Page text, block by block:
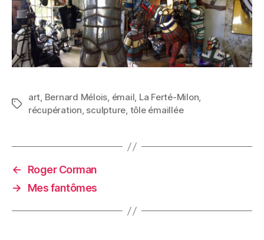
Étiquettes
art, Bernard Mélois, émail, La Ferté-Milon,
récupération, sculpture, tôle émaillée
←
Roger Corman
→
Mes fantômes